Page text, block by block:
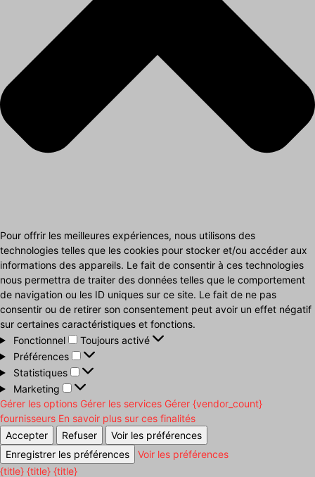
Pour offrir les meilleures expériences, nous utilisons des
technologies telles que les cookies pour stocker et/ou accéder aux
informations des appareils. Le fait de consentir à ces technologies
nous permettra de traiter des données telles que le comportement
de navigation ou les ID uniques sur ce site. Le fait de ne pas
consentir ou de retirer son consentement peut avoir un effet négatif
sur certaines caractéristiques et fonctions.
Fonctionnel
Fonctionnel
Toujours activé
Préférences
Préférences
Statistiques
Statistiques
Marketing
Marketing
Gérer les options Gérer les services Gérer {vendor_count}
fournisseurs En savoir plus sur ces finalités
Accepter
Refuser
Voir les préférences
Enregistrer les préférences
Voir les préférences
{title} {title} {title}